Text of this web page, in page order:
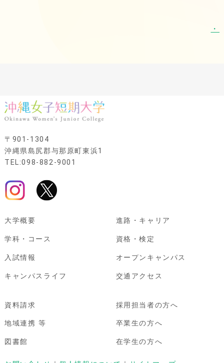
・
〒901-1304
沖縄県島尻郡与那原町東浜1
TEL:098-882-9001
大学概要
学科・コース
入試情報
キャンパスライフ
進路・キャリア
資格・検定
オープンキャンパス
交通アクセス
資料請求
地域連携 等
図書館
採用担当者の方へ
卒業生の方へ
在学生の方へ